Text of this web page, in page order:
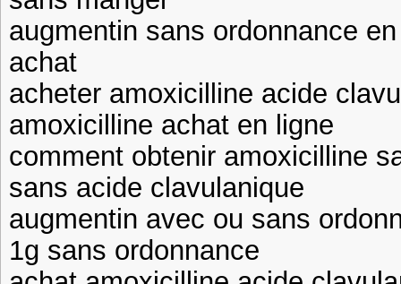
augmentin sans ordonnance
achat
acheter amoxicilline acide
amoxicilline achat en ligne
comment obtenir amoxicilline
sans acide clavulanique
augmentin avec ou sans
1g sans ordonnance